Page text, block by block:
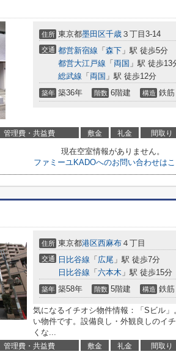
住所 東京都墨田区千歳 ３丁目3-14
交通 都営新宿線 「 森下 」駅 徒歩5分
都営大江戸線 「 両国 」駅 徒歩13
総武線 「 両国 」駅 徒歩12分
築年 築36年 階数 6階建 構造 鉄
管理費・共益費 敷金 礼金 間取り
現在空室情報がありません。
ファミーユKADOへのお問い合わせは
住所 東京都港区西麻布 ４丁目
交通 日比谷線 「 広尾 」駅 徒歩7分
日比谷線 「 六本木 」駅 徒歩15分
築年 築58年 階数 5階建 構造 鉄
気になるイチオシ物件情報：「Sビル
い物件です。設備良し・外観良しのイ
くな...
管理費・共益費 敷金 礼金 間取り